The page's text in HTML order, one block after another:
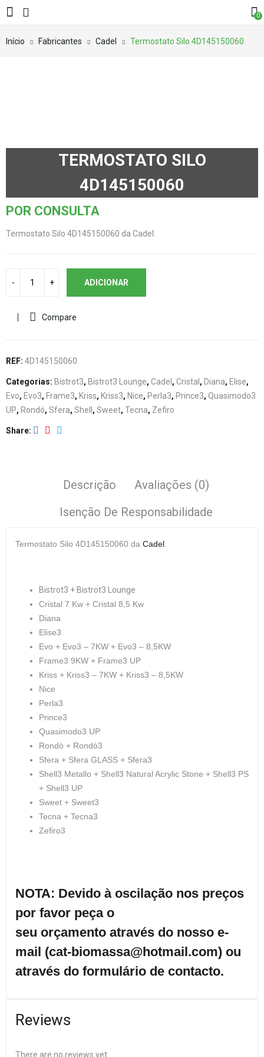
0
Início Fabricantes Cadel Termostato Silo 4D145150060
TERMOSTATO SILO
4D145150060
POR CONSULTA
Termostato Silo 4D145150060 da Cadel.
ADICIONAR
Compare
REF: 4D145150060
Categorias: Bistrot3, Bistrot3 Lounge, Cadel , Cristal , Diana, Elise,
Evo, Evo3, Frame3, Kriss, Kriss3, Nice, Perla3, Prince3, Quasimodo3
UP, Rondó, Sfera, Shell , Sweet, Tecna, Zefiro
Share
Descrição
Avaliações (0)
Isenção De Responsabilidade
Termostato Silo 4D145150060 da Cadel
Bistrot3 + Bistrot3 Lounge
Cristal 7 Kw + Cristal 8,5 Kw
Diana
Elise3
Evo + Evo3 – 7KW + Evo3 – 8,5KW
Frame3 9KW + Frame3 UP
Kriss + Kriss3 – 7KW + Kriss3 – 8,5KW
Nice
Perla3
Prince3
Quasimodo3 UP
Rondò + Rondò3
Sfera + Sfera GLASS + Sfera3
Shell3 Metallo + Shell3 Natural Acrylic Stone + Shell3 PS
+ Shell3 UP
Sweet + Sweet3
Tecna + Tecna3
Zefiro3
NOTA: Devido à oscilação nos preços
por favor peça o
seu orçamento através do nosso e-
mail (cat-biomassa@hotmail.com) ou
através do formulário de contacto.
Reviews
There are no reviews yet.